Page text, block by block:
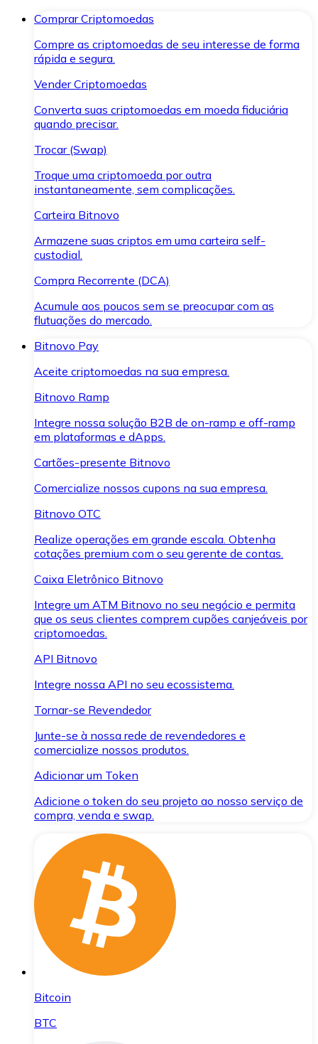
Comprar Criptomoedas
Compre as criptomoedas de seu interesse de forma
rápida e segura.
Vender Criptomoedas
Converta suas criptomoedas em moeda fiduciária
quando precisar.
Trocar (Swap)
Troque uma criptomoeda por outra
instantaneamente, sem complicações.
Carteira Bitnovo
Armazene suas criptos em uma carteira self-
custodial.
Compra Recorrente (DCA)
Acumule aos poucos sem se preocupar com as
flutuações do mercado.
Bitnovo Pay
Aceite criptomoedas na sua empresa.
Bitnovo Ramp
Integre nossa solução B2B de on-ramp e off-ramp
em plataformas e dApps.
Cartões-presente Bitnovo
Comercialize nossos cupons na sua empresa.
Bitnovo OTC
Realize operações em grande escala. Obtenha
cotações premium com o seu gerente de contas.
Caixa Eletrônico Bitnovo
Integre um ATM Bitnovo no seu negócio e permita
que os seus clientes comprem cupões canjeáveis por
criptomoedas.
API Bitnovo
Integre nossa API no seu ecossistema.
Tornar-se Revendedor
Junte-se à nossa rede de revendedores e
comercialize nossos produtos.
Adicionar um Token
Adicione o token do seu projeto ao nosso serviço de
compra, venda e swap.
Bitcoin
BTC